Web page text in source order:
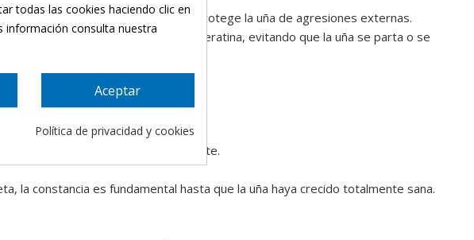
y antibacterianas naturales. Protege la uña de agresiones externas.
que devuelve la elasticidad a la queratina, evitando que la uña se parta o se
bienestar inmediato.
los bordes y la cutícula circundante.
la constancia es fundamental hasta que la uña haya crecido totalmente sana.
todas las cookies haciendo clic en
información consulta nuestra
Aceptar
Política de privacidad y cookies